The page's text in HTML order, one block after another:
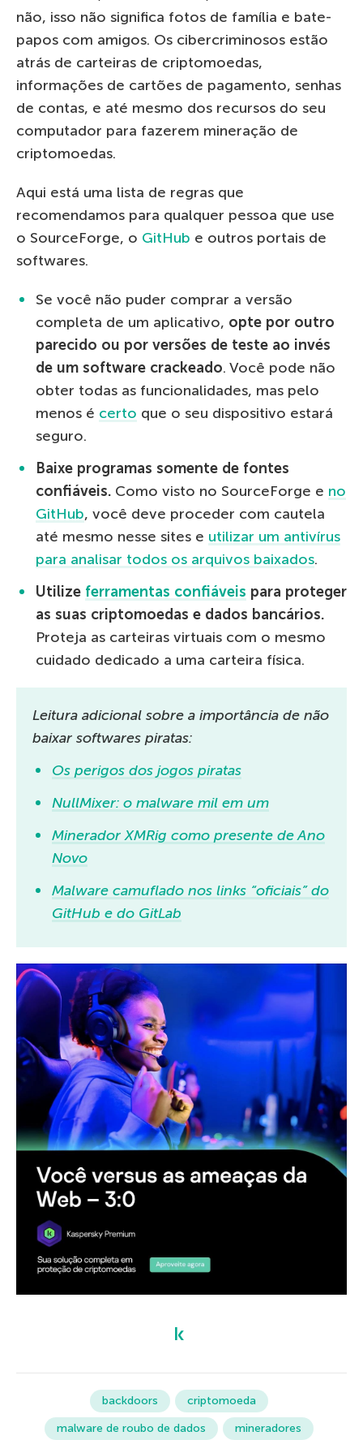
não, isso não significa fotos de família e bate-
papos com amigos. Os cibercriminosos estão
atrás de carteiras de criptomoedas,
informações de cartões de pagamento, senhas
de contas, e até mesmo dos recursos do seu
computador para fazerem mineração de
criptomoedas.
Aqui está uma lista de regras que
recomendamos para qualquer pessoa que use
o SourceForge, o GitHub e outros portais de
softwares.
Se você não puder comprar a versão
completa de um aplicativo, opte por outro
parecido ou por versões de teste ao invés
de um software crackeado. Você pode não
obter todas as funcionalidades, mas pelo
menos é certo que o seu dispositivo estará
seguro.
Baixe programas somente de fontes
confiáveis. Como visto no SourceForge e no
GitHub, você deve proceder com cautela
até mesmo nesse sites e utilizar um antivírus
para analisar todos os arquivos baixados.
Utilize ferramentas confiáveis para proteger
as suas criptomoedas e dados bancários.
Proteja as carteiras virtuais com o mesmo
cuidado dedicado a uma carteira física.
Leitura adicional sobre a importância de não
baixar softwares piratas:
Os perigos dos jogos piratas
NullMixer: o malware mil em um
Minerador XMRig como presente de Ano
Novo
Malware camuflado nos links “oficiais” do
GitHub e do GitLab
backdoors
criptomoeda
malware de roubo de dados
mineradores